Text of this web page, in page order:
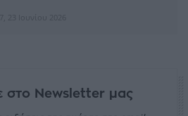
στο Newsletter μας